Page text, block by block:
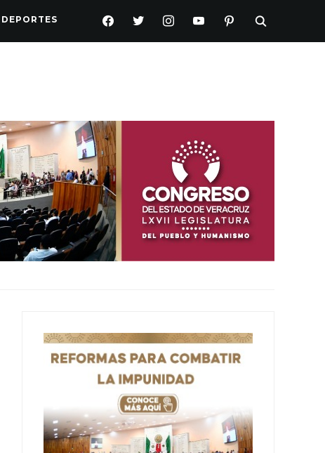
DEPORTES FACEBOOKTWITTERINSTAGRAMYOUTUBEPINTEREST